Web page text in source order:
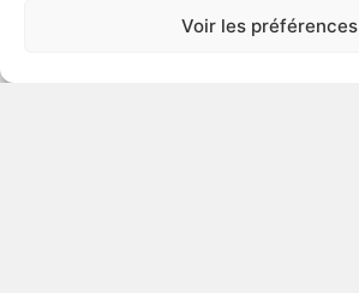
Voir les préférences
Manipulateurs